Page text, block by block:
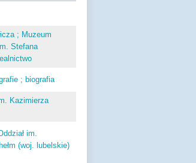
; Muzeum
Stefana
; biografia
Kazimierza
im.
(woj. lubelskie)